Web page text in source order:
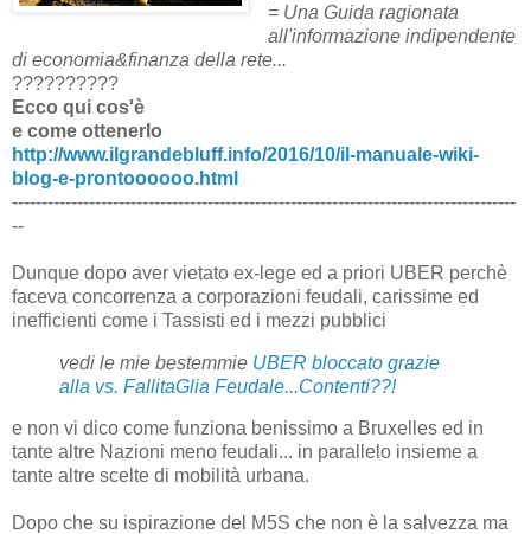
= Una Guida ragionata
all'informazione indipendente
di economia&finanza della rete...
??????????
Ecco qui cos'è
e come ottenerlo
http://www.ilgrandebluff.info/2016/10/il-manuale-wiki-
blog-e-prontoooooo.html
-------------------------------------------------------------------------------------
--
Dunque dopo aver vietato ex-lege ed a priori UBER perchè
faceva concorrenza a corporazioni feudali, carissime ed
inefficienti come i Tassisti ed i mezzi pubblici
vedi le mie bestemmie UBER bloccato grazie
alla vs. FallitaGlia Feudale...Contenti??!
e non vi dico come funziona benissimo a Bruxelles ed in
tante altre Nazioni meno feudali... in parallelo insieme a
tante altre scelte di mobilità urbana.
Dopo che su ispirazione del M5S che non è la salvezza ma